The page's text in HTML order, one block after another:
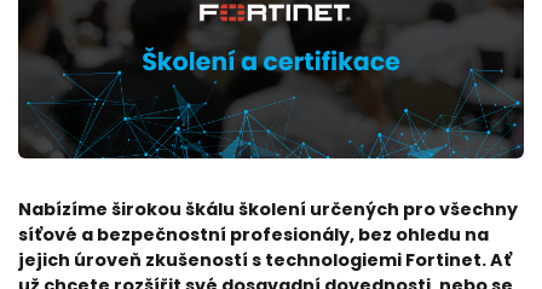
Nabízíme širokou škálu školení určených pro všechny
síťové a bezpečnostní profesionály, bez ohledu na
jejich úroveň zkušeností s technologiemi Fortinet. Ať